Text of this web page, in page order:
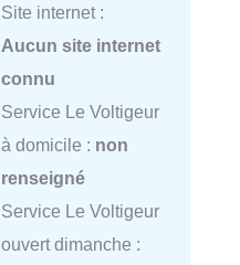
Site internet :
Aucun site internet
connu
Service Le Voltigeur
à domicile : non
renseigné
Service Le Voltigeur
ouvert dimanche :